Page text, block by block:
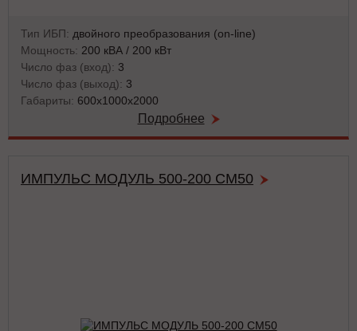
Тип ИБП: двойного преобразования (on-line)
Мощность: 200 кВА / 200 кВт
Число фаз (вход): 3
Число фаз (выход): 3
Габариты: 600х1000х2000
Подробнее
ИМПУЛЬС МОДУЛЬ 500-200 СМ50